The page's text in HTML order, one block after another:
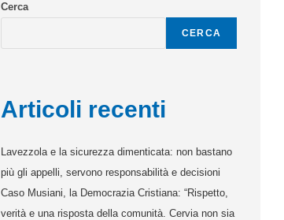
Cerca
CERCA
Articoli recenti
Lavezzola e la sicurezza dimenticata: non bastano
più gli appelli, servono responsabilità e decisioni
Caso Musiani, la Democrazia Cristiana: “Rispetto,
verità e una risposta della comunità. Cervia non sia